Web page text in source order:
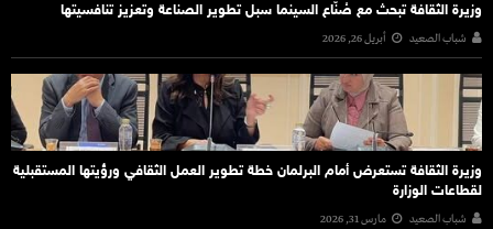
وزيرة الثقافة تبحث مع صُنّاع السينما سبل تطوير الصناعة وتعزيز تنافسيتها
شباب الصعيد أبريل 26, 2026
وزيرة الثقافة تستعرض أمام البرلمان خطة تطوير العمل الثقافي ورؤيتها المستقبلية
لقطاعات الوزارة
شباب الصعيد مارس 31, 2026